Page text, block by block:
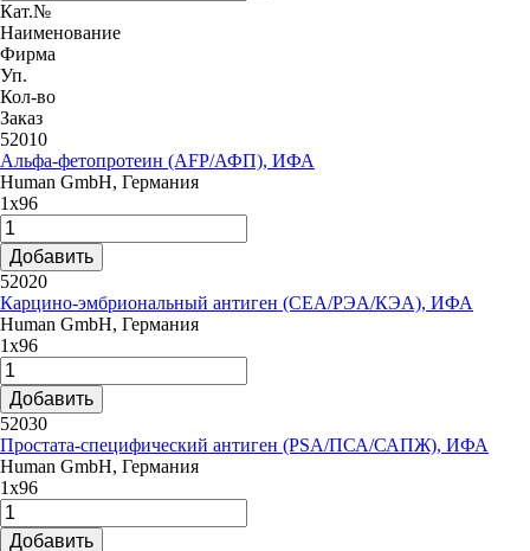
Кат.№
Наименование
Фирма
Уп.
Кол-во
Заказ
52010
Альфа-фетопротеин (AFP/АФП), ИФА
Human GmbH, Германия
1х96
Добавить
52020
Карцино-эмбриональный антиген (CEA/РЭА/КЭА), ИФА
Human GmbH, Германия
1х96
Добавить
52030
Простата-специфический антиген (PSA/ПСА/САПЖ), ИФА
Human GmbH, Германия
1х96
Добавить